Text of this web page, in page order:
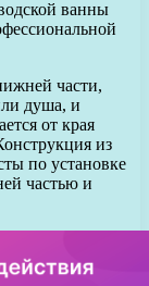
ванны
части,
душа, и
от края
из
по установке
частью и